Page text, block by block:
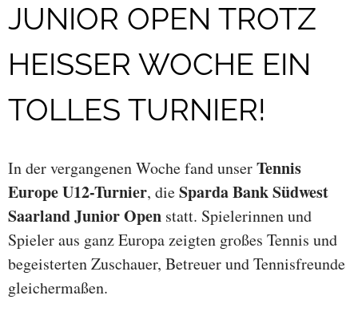
JUNIOR OPEN TROTZ
HEISSER WOCHE EIN T
OLLES TURNIER!
In der vergangenen Woche fand unserTennis
Europe U12-Turnier, dieSparda Bank Südwest
Saarland Junior Open statt. Spielerinnen und
Spieler aus ganz Europa zeigten großes Tennis und
begeisterten Zuschauer, Betreuer und Tennisfreunde
gleichermaßen.